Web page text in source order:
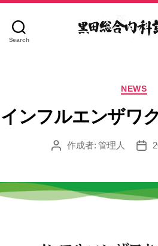
Search
合
科
療
カ
テ
ゴ
リ
NEWS
インフルエンザワ
投
作成者:管理人
投